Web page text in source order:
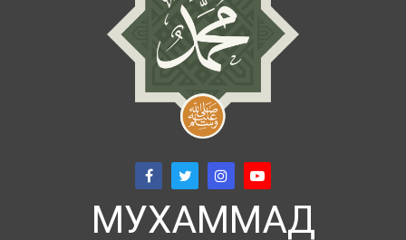
МУХАММАД